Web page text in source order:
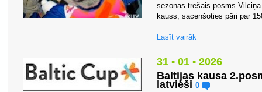
sezonas trešais posms
kauss, sacenšoties pāri par
...
Lasīt vairāk
31 • 01 • 2026
Baltijas kausa
latvieši 0